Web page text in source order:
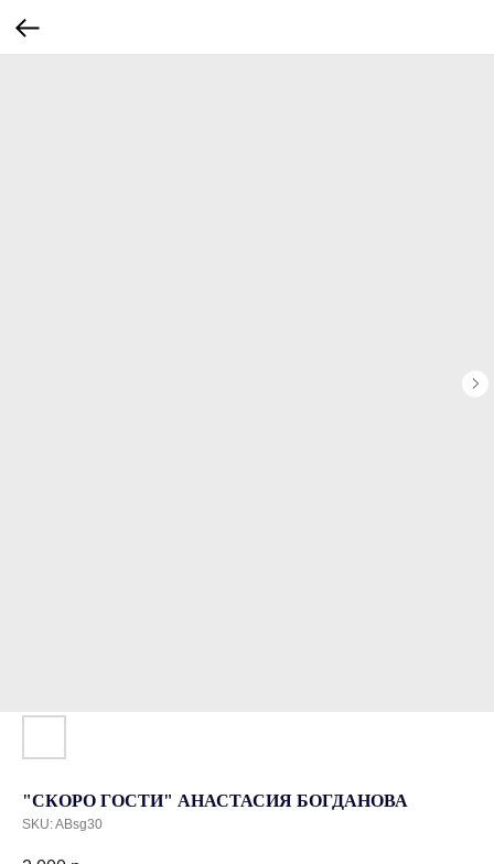
"СКОРО ГОСТИ" АНАСТАСИЯ БОГДАНОВА
SKU:ABsg30